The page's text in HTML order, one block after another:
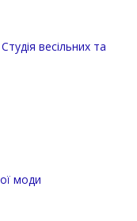
весільних та
моди